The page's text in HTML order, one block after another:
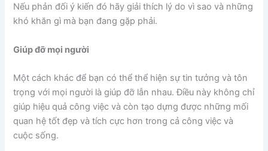
Nếu phản đối ý kiến đó hãy giải thích lý do vì sao và những
khó khăn gì mà bạn đang gặp phải.
Giúp đỡ mọi người
Một cách khác để bạn có thể thể hiện sự tin tưởng và tôn
trọng với mọi người là giúp đỡ lẫn nhau. Điều này không chỉ
giúp hiệu quả công việc và còn tạo dựng được những mối
quan hệ tốt đẹp và tích cực hơn trong cả công việc và
cuộc sống.